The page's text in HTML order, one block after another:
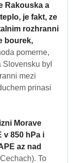
Rakouska a
je fakt, ze
rozhranni
bourek,
pomerne,
Slovensku byl
mezi
prinasi
Morave
v 850 hPa i
az nad
To